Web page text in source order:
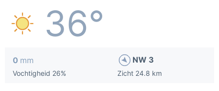
36°
0 mm
Vochtigheid 26%
NW 3
Zicht 24.8 km